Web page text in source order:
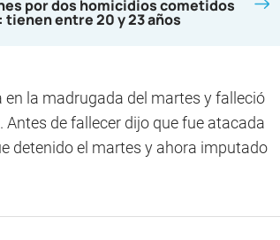
por dos homicidios cometidos
entre 20 y 23 años
la madrugada del martes y falleció
de fallecer dijo que fue atacada
detenido el martes y ahora imputado